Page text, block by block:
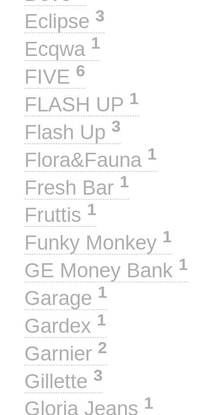
Eclipse 3
Ecqwa 1
FIVE 6
FLASH UP 1
Flash Up 3
Flora&Fauna 1
Fresh Bar 1
Fruttis 1
Funky Monkey 1
GE Money Bank 1
Garage 1
Gardex 1
Garnier 2
Gillette 3
Gloria Jeans 1